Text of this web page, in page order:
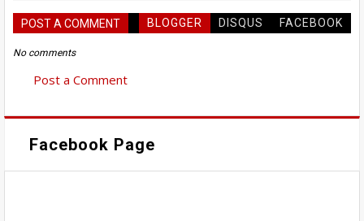
POST A COMMENT BLOGGER DISQUS FACEBOOK
No comments
Post a Comment
Facebook Page